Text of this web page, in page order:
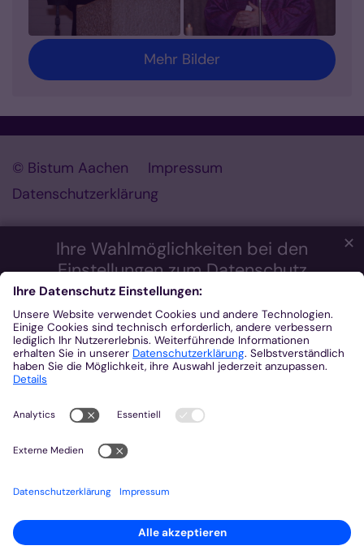
Ihre Wahlmöglichkeiten bei den
Einstellungen zum Datenschutz
Wir möchten Ihnen ein optimales Webseiten-Erlebnis bieten.
Dazu verwenden wir Cookies, die für das Funktionieren unserer
Website notwendig sind. Mit Ihrer Zustimmung verwenden wir
auch Cookies und andere Technologien, die zur Anzeige
externer Inhalte (Videos über Youtube, Audios über
Soundcloud, Karten über MapTiler ...) oder zu anonymen
Statistikzwecken genutzt werden. Sie können selbst
beachten Sie, dass auf Basis Ihrer Einstellungen womöglich
Weitere Informationen und die Möglichkeit zum Widerruf Ihrer
Einwillung finden Sie in unserer
✕
Datenschutzerklärung
Mehr Bilder
© Bistum Aachen
Impressum
Datenschutzerklärung